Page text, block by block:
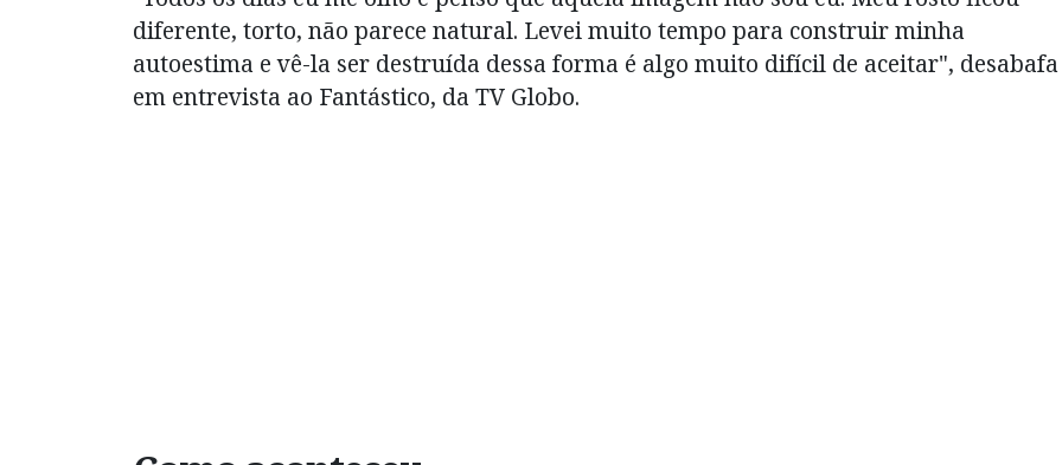
diferente, torto, não parece natural. Levei muito tempo para construir minha
autoestima e vê-la ser destruída dessa forma é algo muito difícil de aceitar", desabafa
em entrevista ao Fantástico, da TV Globo.